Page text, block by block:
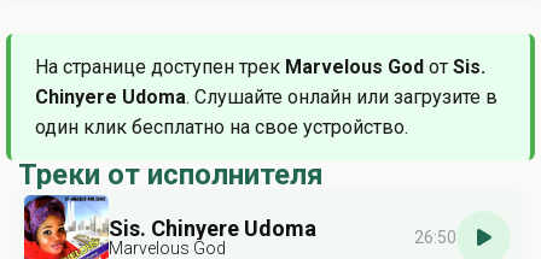
На странице доступен трек Marvelous God от Sis.
Chinyere Udoma. Слушайте онлайн или загрузите в
один клик бесплатно на свое устройство.
Треки от исполнителя
Sis. Chinyere Udoma
Marvelous God
26:50